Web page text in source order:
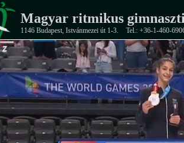
Magyar ritmikus
1146 Budapest, Istvánmezei út 1-3. Tel.: +36-1-460-